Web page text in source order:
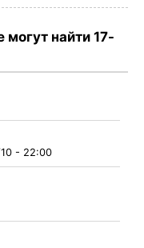
найти 17-
- 22:00